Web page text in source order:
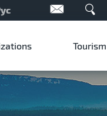
Tourism